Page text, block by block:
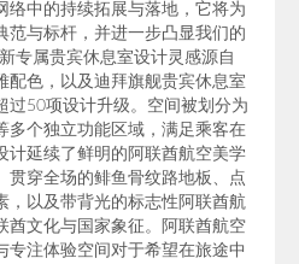
络中的持续拓展与落地，它将为
范与标杆，并进一步凸显我们的
专属贵宾休息室设计灵感源自
配色，以及迪拜旗舰贵宾休息室
过50项设计升级。空间被划分为
多个独立功能区域，满足乘客在
计延续了鲜明的阿联酋航空美学
贯穿全场的鲱鱼骨纹路地板、点
，以及带背光的标志性阿联酋航
酋文化与国家象征。阿联酋航空
专注体验空间对于希望在旅途中